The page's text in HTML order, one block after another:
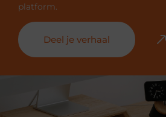
platform.
Deel je verhaal